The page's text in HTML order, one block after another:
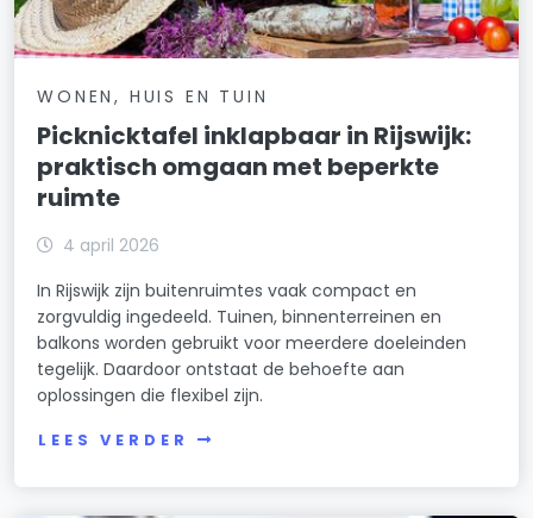
WONEN, HUIS EN TUIN
Picknicktafel inklapbaar in Rijswijk:
praktisch omgaan met beperkte
ruimte
4 april 2026
In Rijswijk zijn buitenruimtes vaak compact en
zorgvuldig ingedeeld. Tuinen, binnenterreinen en
balkons worden gebruikt voor meerdere doeleinden
tegelijk. Daardoor ontstaat de behoefte aan
oplossingen die flexibel zijn.
LEES VERDER